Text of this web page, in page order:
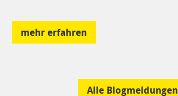
mehr erfahren
Alle Blogmeldungen